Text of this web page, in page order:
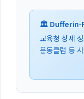
🏛️ Dufferin-
교육청 상세
운동클럽 등